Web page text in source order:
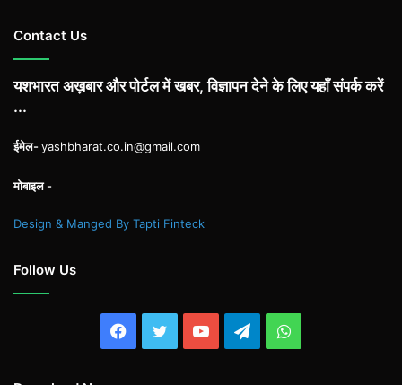
Contact Us
यशभारत अख़बार और पोर्टल में खबर, विज्ञापन देने के लिए यहाँ संपर्क करें
...
ईमेल-yashbharat.co.in@gmail.com
मोबाइल -
Design & Manged By Tapti Finteck
Follow Us
Facebook
TwitterYouTubeTelegramWhatsApp